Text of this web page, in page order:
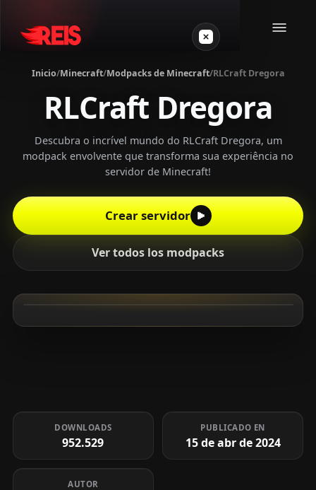
Minecraft
Otros juegos
Login
Inicio/Minecraft/Modpacks de Minecraft/RLCraft Dregora
RLCraft Dregora
Descubra o incrível mundo do RLCraft Dregora, um
modpack envolvente que transforma sua experiência no
servidor de Minecraft!
Crear servidor
Ver todos los modpacks
DOWNLOADS
952.529
PUBLICADO EN
15 de abr de 2024
AUTOR